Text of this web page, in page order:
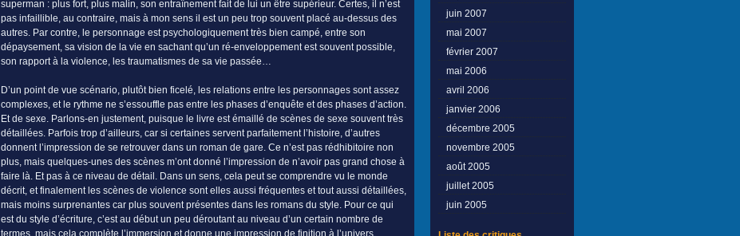
superman : plus fort, plus malin, son entraînement fait de lui un être supérieur. Certes, il n’est
pas infaillible, au contraire, mais à mon sens il est un peu trop souvent placé au-dessus des
autres. Par contre, le personnage est psychologiquement très bien campé, entre son
dépaysement, sa vision de la vie en sachant qu’un ré-enveloppement est souvent possible,
son rapport à la violence, les traumatismes de sa vie passée…
D’un point de vue scénario, plutôt bien ficelé, les relations entre les personnages sont assez
complexes, et le rythme ne s’essouffle pas entre les phases d’enquête et des phases d’action.
Et de sexe. Parlons-en justement, puisque le livre est émaillé de scènes de sexe souvent très
détaillées. Parfois trop d’ailleurs, car si certaines servent parfaitement l’histoire, d’autres
donnent l’impression de se retrouver dans un roman de gare. Ce n’est pas rédhibitoire non
plus, mais quelques-unes des scènes m’ont donné l’impression de n’avoir pas grand chose à
faire là. Et pas à ce niveau de détail. Dans un sens, cela peut se comprendre vu le monde
décrit, et finalement les scènes de violence sont elles aussi fréquentes et tout aussi détaillées,
mais moins surprenantes car plus souvent présentes dans les romans du style. Pour ce qui
est du style d’écriture, c’est au début un peu déroutant au niveau d’un certain nombre de
termes, mais cela complète l’immersion et donne une impression de finition à l’univers,
juin 2007
mai 2007
février 2007
mai 2006
avril 2006
janvier 2006
décembre 2005
novembre 2005
août 2005
juillet 2005
juin 2005